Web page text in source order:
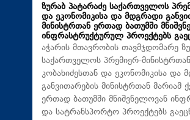
ზურაბ პატარაძე საქართველოს
და ეკონომიკისა და მდგრადი
მინისტრთან ერთად ბათუმში
ინფრასტრუქტურულ პროექტებს
აჭარის მთავრობის თავმჯდომარე
საქართველოს პრემიერ-
კობახიძესთან და ეკონომიკისა და
განვითარების მინისტრთან მარიამ
ერთად ბათუმში მნიშვნელოვან
და სატრანსპორტო პროექტებს